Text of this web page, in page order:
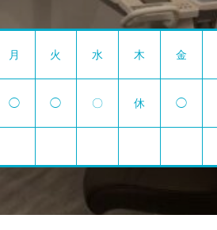
月 火 水 木 金
◯ ◯ 〇 休 ◯